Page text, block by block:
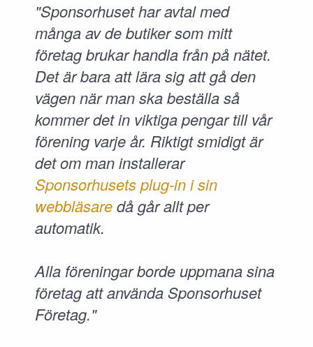
"Sponsorhuset har avtal med
många av de butiker som mitt
företag brukar handla från på nätet.
Det är bara att lära sig att gå den
vägen när man ska beställa så
kommer det in viktiga pengar till vår
förening varje år. Riktigt smidigt är
det om man installerar
Sponsorhusets plug-in i sin
webbläsaredå går allt per
automatik.
Alla föreningar borde uppmana sina
företag att använda Sponsorhuset
Företag."